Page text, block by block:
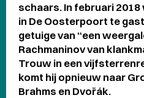
schaars. In februari
in De Oosterpoort te
getuige van “een
Rachmaninov van
Trouw in een
komt hij opnieuw naar
Brahms en Dvořák.